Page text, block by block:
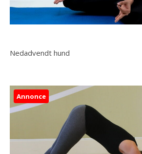
Nedadvendt hund
Annonce